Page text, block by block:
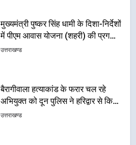
मुख्यमंत्री पुष्कर सिंह धामी के दिशा-निर्देशों
में पीएम आवास योजना (शहरी) की प्रगति
की हुई समीक्षा
उत्तराखण्ड
बैरागीवाला हत्याकांड के फरार चल रहे
अभियुक्त को दून पुलिस ने हरिद्वार से किया
गिरफ्तार
उत्तराखण्ड